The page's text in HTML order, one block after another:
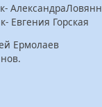
Евгения Горская
Ермолаев